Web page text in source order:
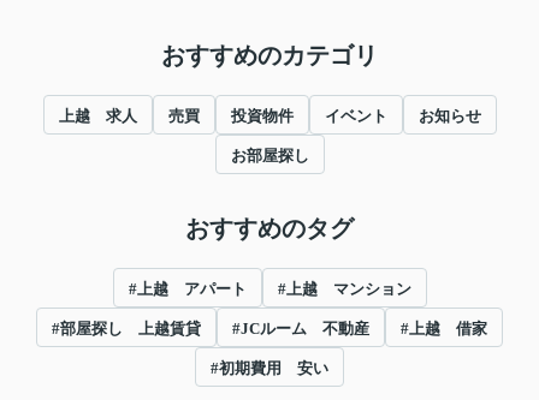
おすすめのカテゴリ
上越 求人 売買 投資物件 イベント お知らせ
お部屋探し
おすすめのタグ
#上越 アパート #上越 マンション
#部屋探し 上越賃貸 #JCルーム 不動産 #上越 借家
#初期費用 安い